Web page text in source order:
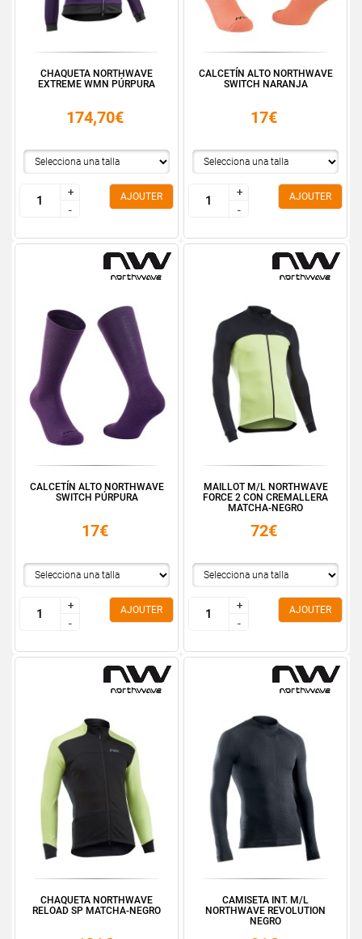
CHAQUETA NORTHWAVE
EXTREME WMN PÚRPURA
174,70€
+
-
+
-
AJOUTER
CALCETÍN ALTO NORTHWAVE
SWITCH NARANJA
17€
+
-
+
-
AJOUTER
CALCETÍN ALTO NORTHWAVE
SWITCH PÚRPURA
17€
+
-
+
-
AJOUTER
MAILLOT M/L NORTHWAVE
FORCE 2 CON CREMALLERA
MATCHA-NEGRO
72€
+
-
+
-
AJOUTER
CHAQUETA NORTHWAVE
RELOAD SP MATCHA-NEGRO
CAMISETA INT. M/L
NORTHWAVE REVOLUTION
NEGRO